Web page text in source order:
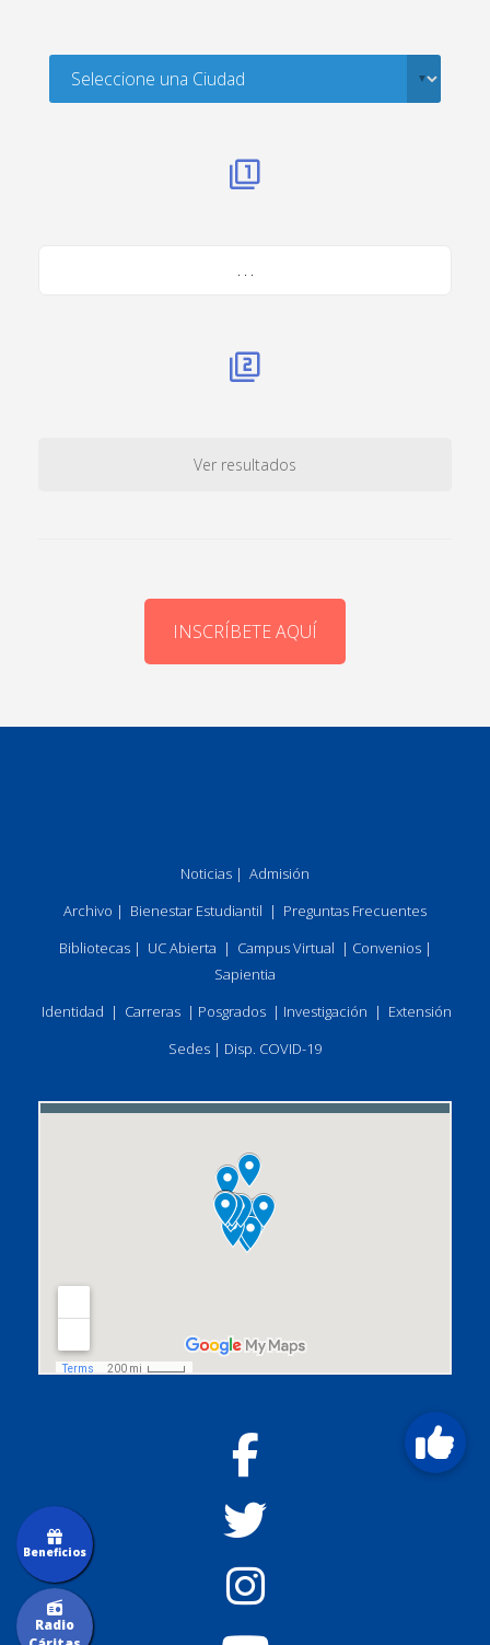
. . .
Ver resultados
INSCRÍBETE AQUÍ
Noticias | Admisión
Archivo | Bienestar Estudiantil | Preguntas Frecuentes
Bibliotecas| UC Abierta | Campus Virtual | Convenios|
Sapientia
Identidad | Carreras | Posgrados | Investigación | Extensión
Sedes | Disp. COVID-19
Radio
Beneficios